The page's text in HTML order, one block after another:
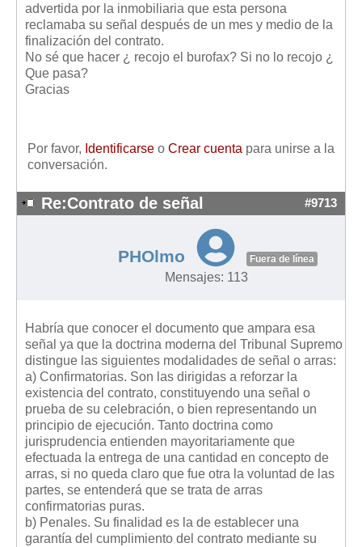
Diccionario
Usuario
Entrar / Salir
advertida por la inmobiliaria que esta persona
reclamaba su señal después de un mes y medio de la
finalización del contrato.
No sé que hacer ¿ recojo el burofax? Si no lo recojo ¿
Que pasa?
Gracias
Por favor, Identificarse o Crear cuenta para unirse a la
conversación.
Re:Contrato de señal #9713
PHOlmo Fuera de línea
Mensajes: 113
Habría que conocer el documento que ampara esa
señal ya que la doctrina moderna del Tribunal Supremo
distingue las siguientes modalidades de señal o arras:
a) Confirmatorias. Son las dirigidas a reforzar la
existencia del contrato, constituyendo una señal o
prueba de su celebración, o bien representando un
principio de ejecución. Tanto doctrina como
jurisprudencia entienden mayoritariamente que
efectuada la entrega de una cantidad en concepto de
arras, si no queda claro que fue otra la voluntad de las
partes, se entenderá que se trata de arras
confirmatorias puras.
b) Penales. Su finalidad es la de establecer una
garantía del cumplimiento del contrato mediante su